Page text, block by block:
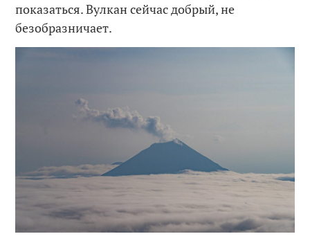
показаться. Вулкан сейчас добрый, не
безобразничает.